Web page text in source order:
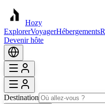
Hozy
ExplorerVoyagerHébergements
Devenir hôte
Destination